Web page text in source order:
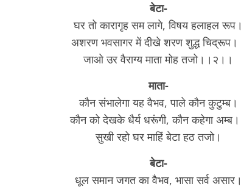
बेटा-
घर तो कारागृह सम लागे, विषय हलाहल रूप।
अशरण भवसागर में दीखे शरण शुद्ध
जाओ उर वैराग्य माता मोह तजो।।२।।
माता-
कौन संभालेगा यह वैभव, पाले कौन कुटुम्ब।
कौन को देखके धैर्य धरूंगी, कौन कहेगा
सुखी रहो घर माहिं बेटा हठ तजो‌।
बेटा-
धूल समान जगत का वैभव, भासा सर्व असार।